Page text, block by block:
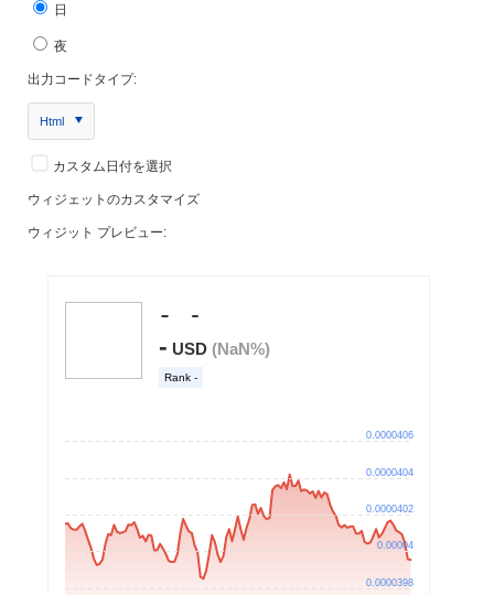
日
夜
出力コードタイプ:
Html
カスタム日付を選択
ウィジェットのカスタマイズ
ウィジット プレビュー: